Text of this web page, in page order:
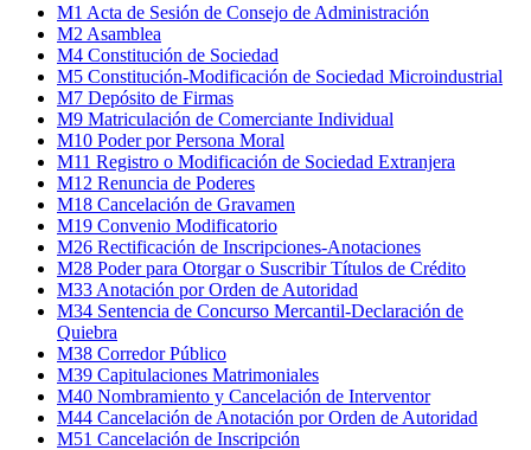
M1 Acta de Sesión de Consejo de Administración
M2 Asamblea
M4 Constitución de Sociedad
M5 Constitución-Modificación de Sociedad Microindustrial
M7 Depósito de Firmas
M9 Matriculación de Comerciante Individual
M10 Poder por Persona Moral
M11 Registro o Modificación de Sociedad Extranjera
M12 Renuncia de Poderes
M18 Cancelación de Gravamen
M19 Convenio Modificatorio
M26 Rectificación de Inscripciones-Anotaciones
M28 Poder para Otorgar o Suscribir Títulos de Crédito
M33 Anotación por Orden de Autoridad
M34 Sentencia de Concurso Mercantil-Declaración de
Quiebra
M38 Corredor Público
M39 Capitulaciones Matrimoniales
M40 Nombramiento y Cancelación de Interventor
M44 Cancelación de Anotación por Orden de Autoridad
M51 Cancelación de Inscripción